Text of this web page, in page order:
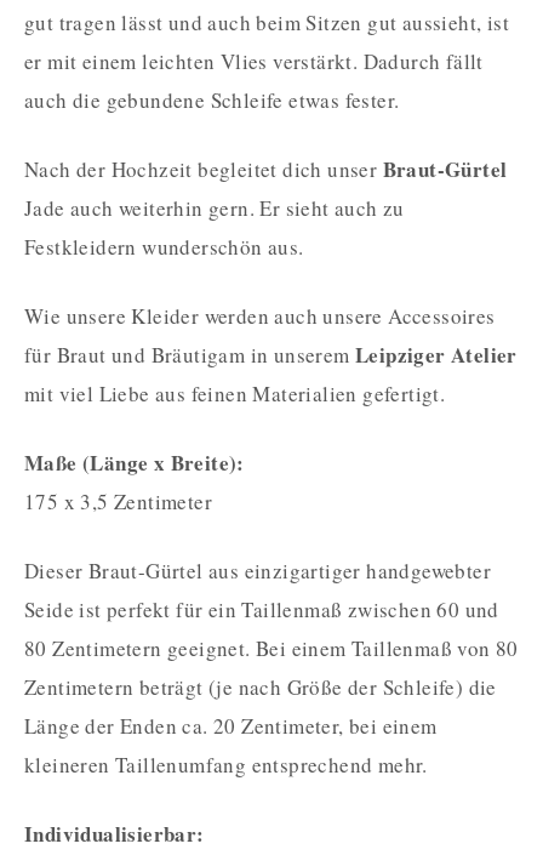
gut tragen lässt und auch beim Sitzen gut aussieht, ist
er mit einem leichten Vlies verstärkt. Dadurch fällt
auch die gebundene Schleife etwas fester.
Nach der Hochzeit begleitet dich unser Braut-Gürtel
Jade auch weiterhin gern. Er sieht auch zu
Festkleidern wunderschön aus.
Wie unsere Kleider werden auch unsere Accessoires
für Braut und Bräutigam in unserem Leipziger Atelier
mit viel Liebe aus feinen Materialien gefertigt.
Maße (Länge x Breite):
175 x 3,5 Zentimeter
Dieser Braut-Gürtel aus einzigartiger handgewebter
Seide ist perfekt für ein Taillenmaß zwischen 60 und
80 Zentimetern geeignet. Bei einem Taillenmaß von 80
Zentimetern beträgt (je nach Größe der Schleife) die
Länge der Enden ca. 20 Zentimeter, bei einem
kleineren Taillenumfang entsprechend mehr.
Individualisierbar: